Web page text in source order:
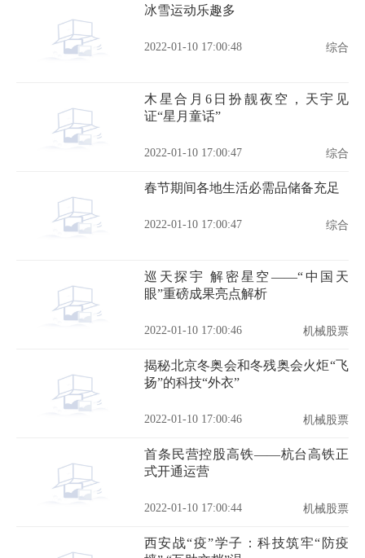
冰雪运动乐趣多
2022-01-10 17:00:48 综合
木星合月6日扮靓夜空，天宇见
证“星月童话”
2022-01-10 17:00:47 综合
春节期间各地生活必需品储备充足
2022-01-10 17:00:47 综合
巡天探宇 解密星空——“中国天
眼”重磅成果亮点解析
2022-01-10 17:00:46 机械股票
揭秘北京冬奥会和冬残奥会火炬“飞
扬”的科技“外衣”
2022-01-10 17:00:46 机械股票
首条民营控股高铁——杭台高铁正
式开通运营
2022-01-10 17:00:44 机械股票
西安战“疫”学子：科技筑牢“防疫